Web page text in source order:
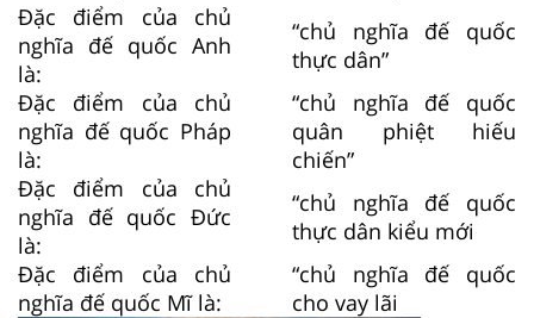
Đặc điểm của chủ
nghĩa đế quốc Anh
là:
“chủ nghĩa đế quốc
thực dân”
Đặc điểm của chủ
nghĩa đế quốc Pháp
là:
“chủ nghĩa đế quốc
quân phiệt hiếu
chiến”
Đặc điểm của chủ
nghĩa đế quốc Đức
là:
“chủ nghĩa đế quốc
thực dân kiểu mới
Đặc điểm của chủ
nghĩa đế quốc Mĩ là:
“chủ nghĩa đế quốc
cho vay lãi